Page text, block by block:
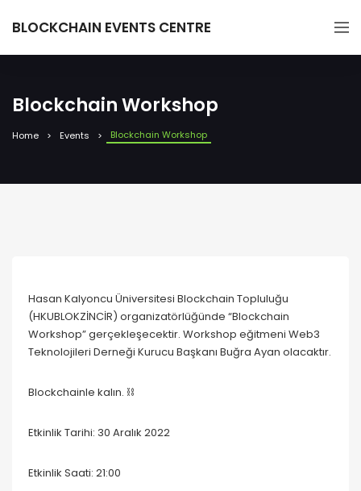
BLOCKCHAIN EVENTS CENTRE
Blockchain Workshop
Home Events Blockchain Workshop
Hasan Kalyoncu Üniversitesi Blockchain Topluluğu
(HKUBLOKZİNCİR) organizatörlüğünde “Blockchain
Workshop” gerçekleşecektir. Workshop eğitmeni Web3
Teknolojileri Derneği Kurucu Başkanı Buğra Ayan olacaktır.
Blockchainle kalın. ⛓️
Etkinlik Tarihi: 30 Aralık 2022
Etkinlik Saati: 21:00